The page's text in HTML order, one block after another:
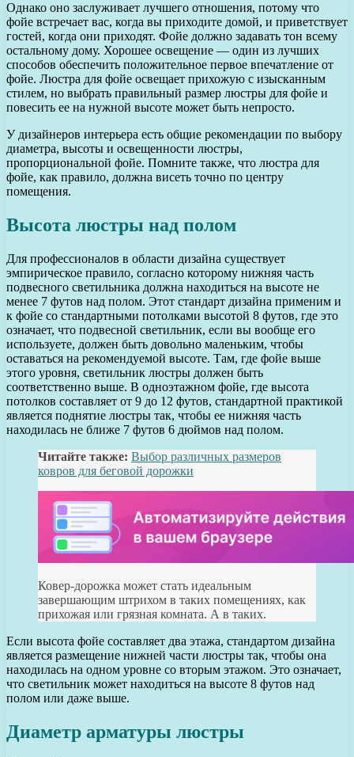
Однако оно заслуживает лучшего отношения, потому что
фойе встречает вас, когда вы приходите домой, и приветствует
гостей, когда они приходят. Фойе должно задавать тон всему
остальному дому. Хорошее освещение — один из лучших
способов обеспечить положительное первое впечатление от
фойе. Люстра для фойе освещает прихожую с изысканным
стилем, но выбрать правильный размер люстры для фойе и
повесить ее на нужной высоте может быть непросто.
У дизайнеров интерьера есть общие рекомендации по выбору
диаметра, высоты и освещенности люстры,
пропорциональной фойе. Помните также, что люстра для
фойе, как правило, должна висеть точно по центру
помещения.
Высота люстры над полом
Для профессионалов в области дизайна существует
эмпирическое правило, согласно которому нижняя часть
подвесного светильника должна находиться на высоте не
менее 7 футов над полом. Этот стандарт дизайна применим и
к фойе со стандартными потолками высотой 8 футов, где это
означает, что подвесной светильник, если вы вообще его
используете, должен быть довольно маленьким, чтобы
оставаться на рекомендуемой высоте. Там, где фойе выше
этого уровня, светильник люстры должен быть
соответственно выше. В одноэтажном фойе, где высота
потолков составляет от 9 до 12 футов, стандартной практикой
является поднятие люстры так, чтобы ее нижняя часть
находилась не ближе 7 футов 6 дюймов над полом.
Читайте также: Выбор различных размеров
ковров для беговой дорожки
Ковер-дорожка может стать идеальным
завершающим штрихом в таких помещениях, как
прихожая или грязная комната. А в таких.
Если высота фойе составляет два этажа, стандартом дизайна
является размещение нижней части люстры так, чтобы она
находилась на одном уровне со вторым этажом. Это означает,
что светильник может находиться на высоте 8 футов над
полом или даже выше.
Диаметр арматуры люстры